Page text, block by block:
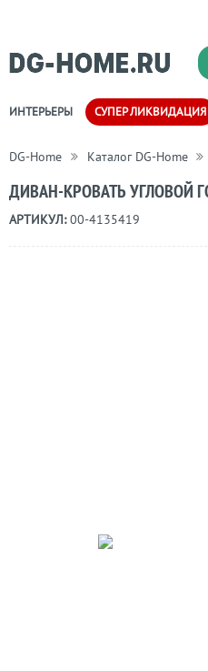
ИНТЕРЬЕРЫ СУПЕР ЛИКВИДАЦИЯ
DG-Home Каталог DG-Home
ДИВАН-КРОВАТЬ УГЛОВОЙ
АРТИКУЛ:00-4135419